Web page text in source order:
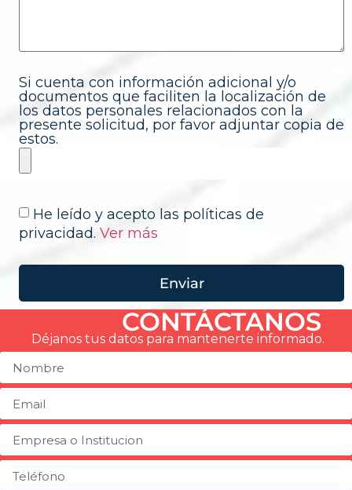
Si cuenta con información adicional y/o
documentos que faciliten la localización de
los datos personales relacionados con la
presente solicitud, por favor adjuntar copia de
estos.
He leído y acepto las políticas de
privacidad. Ver más
Enviar
CONTÁCTANOS
Déjanos tus datos para mantenerte informado.